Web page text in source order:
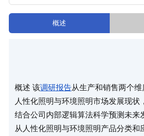
概述
概述 该调研报告从生产和销售两个
人性化照明与环境照明市场发展现状
结合公司内部逻辑算法科学预测未来
从人性化照明与环境照明产品分类和